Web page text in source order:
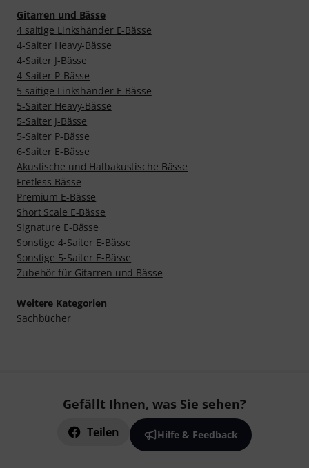
Gitarren und Bässe
4 saitige Linkshänder E-Bässe
4-Saiter Heavy-Bässe
4-Saiter J-Bässe
4-Saiter P-Bässe
5 saitige Linkshänder E-Bässe
5-Saiter Heavy-Bässe
5-Saiter J-Bässe
5-Saiter P-Bässe
6-Saiter E-Bässe
Akustische und Halbakustische Bässe
Fretless Bässe
Premium E-Bässe
Short Scale E-Bässe
Signature E-Bässe
Sonstige 4-Saiter E-Bässe
Sonstige 5-Saiter E-Bässe
Zubehör für Gitarren und Bässe
Weitere Kategorien
Sachbücher
Gefällt Ihnen, was Sie sehen?
Teilen Hilfe & Feedback